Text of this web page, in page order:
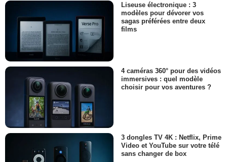
Liseuse électronique : 3
modèles pour dévorer vos
sagas préférées entre deux
films
4 caméras 360° pour des vidéos
immersives : quel modèle
choisir pour vos aventures ?
3 dongles TV 4K : Netflix, Prime
Video et YouTube sur votre télé
sans changer de box